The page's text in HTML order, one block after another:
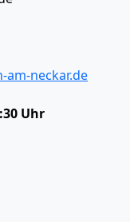
am-neckar.de
Uhr